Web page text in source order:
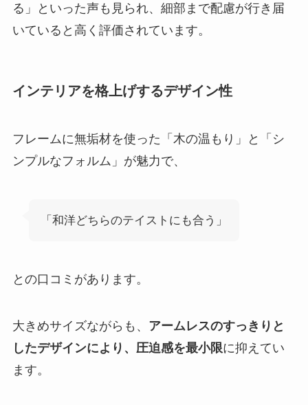
る」といった声も見られ、細部まで配慮が行き届
いていると高く評価されています。
インテリアを格上げするデザイン性
フレームに無垢材を使った「木の温もり」と「シ
ンプルなフォルム」が魅力で、
「和洋どちらのテイストにも合う」
との口コミがあります。
大きめサイズながらも、 アームレスのすっきりと
したデザインにより、圧迫感を最小限に抑えてい
ます。